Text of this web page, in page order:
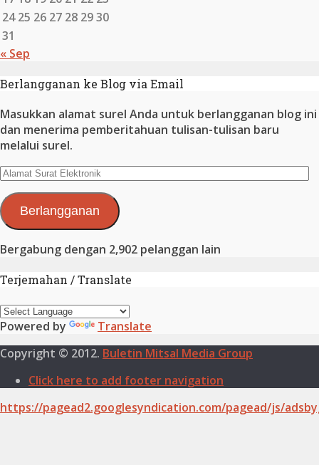
24 25 26 27 28 2930
31
« Sep
Berlangganan ke Blog via Email
Masukkan alamat surel Anda untuk berlangganan blog ini
dan menerima pemberitahuan tulisan-tulisan baru
melalui surel.
Alamat
Elektronik
Berlangganan
Bergabung dengan 2,902 pelanggan lain
Terjemahan / Translate
Powered by
Translate
Copyright © 2012. Buletin Mitsal Media Group
Click here to add footer navigation
https://pagead2.googlesyndication.com/pagead/js/